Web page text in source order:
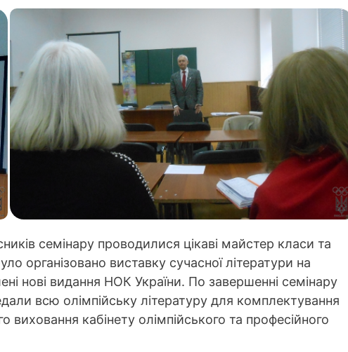
семінару проводилися цікаві майстер класи та
організовано виставку сучасної літератури на
нові видання НОК України. По завершенні семінару
всю олімпійську літературу для комплектування
виховання кабінету олімпійського та професійного